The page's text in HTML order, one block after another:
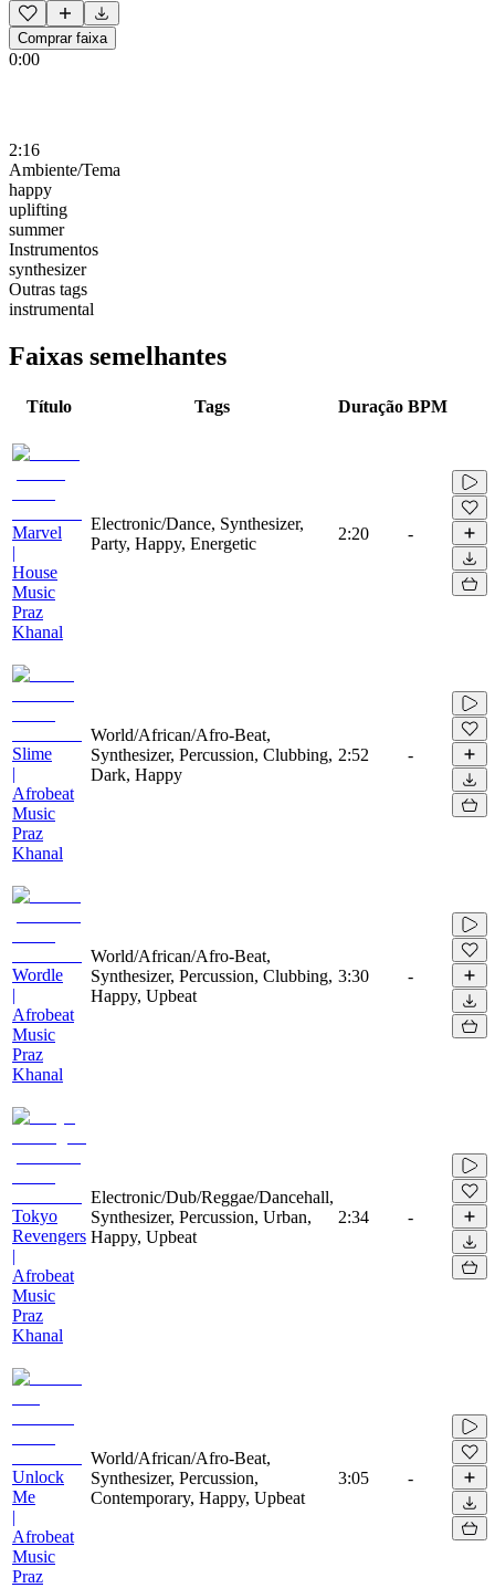
Comprar faixa
0:00
2:16
Ambiente/Tema
happy
uplifting
summer
Instrumentos
synthesizer
Outras tags
instrumental
Faixas semelhantes
Título Tags Duração BPM
Marvel
|
House
Music
Praz
Khanal
Electronic/Dance, Synthesizer,
Party, Happy, Energetic
2:20 -
Slime
|
Afrobeat
Music
Praz
Khanal
World/African/Afro-Beat,
Synthesizer, Percussion, Clubbing,
Dark, Happy
2:52 -
Wordle
|
Afrobeat
Music
Praz
Khanal
World/African/Afro-Beat,
Synthesizer, Percussion, Clubbing,
Happy, Upbeat
3:30 -
Tokyo
Revengers
|
Afrobeat
Music
Praz
Khanal
Electronic/Dub/Reggae/Dancehall,
Synthesizer, Percussion, Urban,
Happy, Upbeat
2:34 -
Unlock
Me
|
Afrobeat
Music
Praz
World/African/Afro-Beat,
Synthesizer, Percussion,
Contemporary, Happy, Upbeat
3:05 -